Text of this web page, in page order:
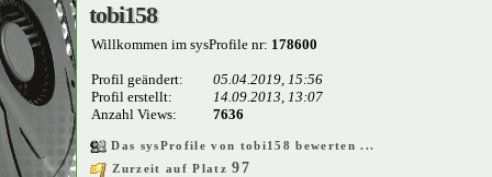
tobi158
tobi158
Willkommen im sysProfile nr: 178600
Profil geändert:
05.04.2019, 15:56
Profil erstellt:
14.09.2013, 13:07
Anzahl Views:
7636
Das sysProfile von tobi158 bewerten ...
Zurzeit auf Platz97